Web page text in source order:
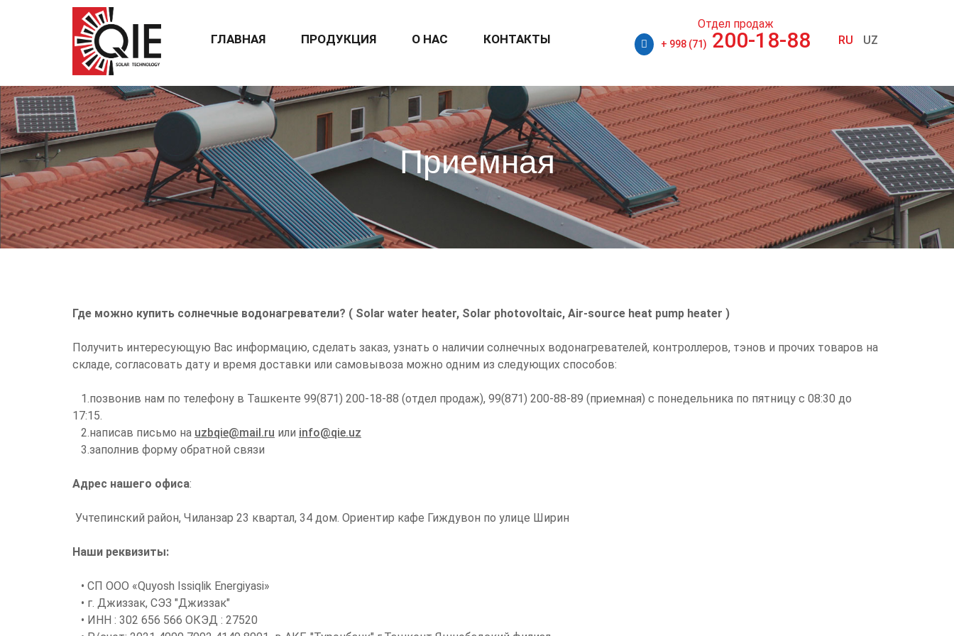
ГЛАВНАЯ ПРОДУКЦИЯ О НАС КОНТАКТЫ RU UZ
Отдел продаж
+ 998 (71) 200-18-88
Приемная
Где можно купить солнечные водонагреватели? ( Solar water heater, Solar photovoltaic, Air-source heat pump heater )
Получить интересующую Вас информацию, сделать заказ, узнать о наличии солнечных водонагревателей, контроллеров, тэнов и прочих товаров на
складе, согласовать дату и время доставки или самовывоза можно одним из следующих способов:
1.позвонив нам по телефону в Ташкенте 99(871) 200-18-88 (отдел продаж), 99(871) 200-88-89 (приемная) с понедельника по пятницу с 08:30 до
17:15.
2.написав письмо на uzbqie@mail.ru или info@qie.uz
3.заполнив форму обратной связи
Адрес нашего офиса:
Учтепинский район, Чиланзар 23 квартал, 34 дом. Ориентир кафе Гиждувон по улице Ширин
Наши реквизиты:
• СП ООО «Quyosh Issiqlik Energiyasi»
• г. Джиззак, СЭЗ "Джиззак"
• ИНН : 302 656 566 ОКЭД : 27520